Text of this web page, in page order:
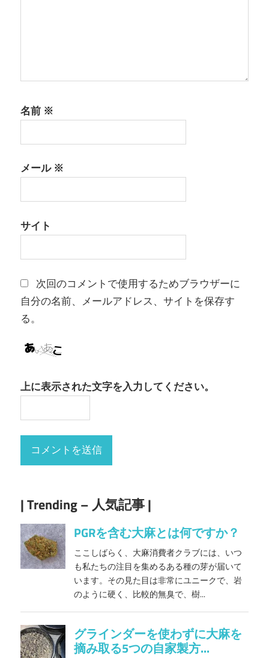
名前 ※
メール※
サイト
次回のコメントで使用するためブラウザーに
自分の名前、メールアドレス、サイトを保存す
る。
上に表示された文字を入力してください。
| Trending – 人気記事 |